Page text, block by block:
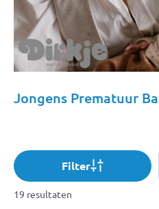
Jongens Prematuur
Filter
19 resultaten